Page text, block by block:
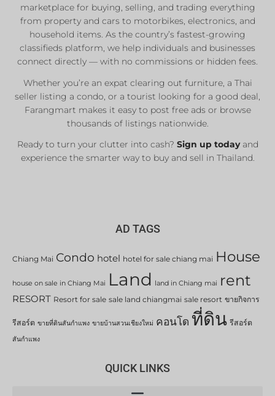
marketplace for buying, selling, and trading everything
from property and cars to motorbikes, electronics, and
household items. As the country’s fastest-growing
classifieds platform, we help individuals and businesses
connect directly — with no commissions or hidden fees.
Whether you’re an expat clearing out furniture, a Thai
seller listing a condo, or a tourist looking for a good deal,
Farangmart makes it easy to post free ads or browse
thousands of listings nationwide.
Ready to turn your clutter into cash? Sign up todayand
experience the smarter way to buy and sell in Thailand.
AD TAGS
Chiang Mai Condo hotel hotel for sale chiang mai House
house on sale in Chiang Mai Land land in Chiang mai rent
RESORT Resort for sale sale land chiangmai sale resort ขายกิจการ
รีสอร์ต ขายที่ดินสันกำแพง ขายบ้านสวนเชียงใหม่ คอนโด ที่ดิน รีสอร์ต
สันกำแพง
QUICK LINKS